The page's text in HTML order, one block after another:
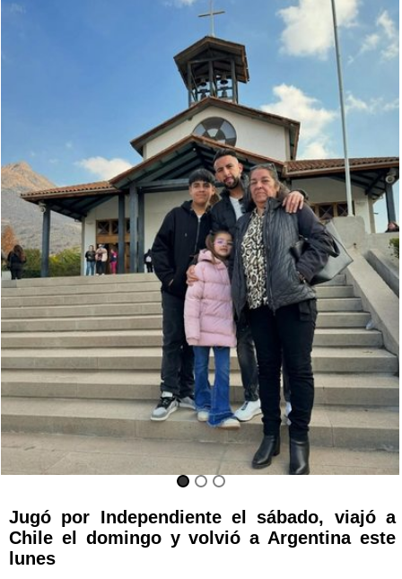
Jugó por Independiente el sábado, viajó a
Chile el domingo y volvió a Argentina este
lunes